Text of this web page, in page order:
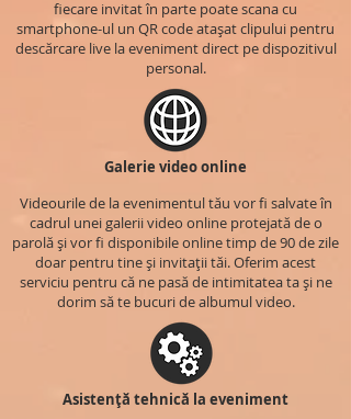
fiecare invitat în parte poate scana cu
smartphone-ul un QR code atașat clipului pentru
descărcare live la eveniment direct pe dispozitivul
personal.
Galerie video online
Videourile de la evenimentul tău vor fi salvate în
cadrul unei galerii video online protejată de o
parolă și vor fi disponibile online timp de 90 de zile
doar pentru tine și invitații tăi. Oferim acest
serviciu pentru că ne pasă de intimitatea ta și ne
dorim să te bucuri de albumul video.
Asistență tehnică la eveniment